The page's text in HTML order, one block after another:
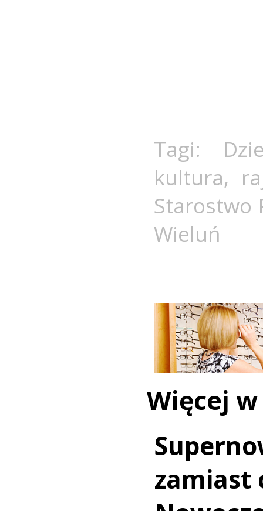
Tagi:
kultura,
Starostwo
Wieluń
Więcej
zamiast